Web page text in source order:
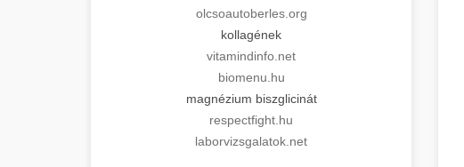
olcsoautoberles.org
kollagének
vitamindinfo.net
biomenu.hu
magnézium biszglicinát
respectfight.hu
laborvizsgalatok.net